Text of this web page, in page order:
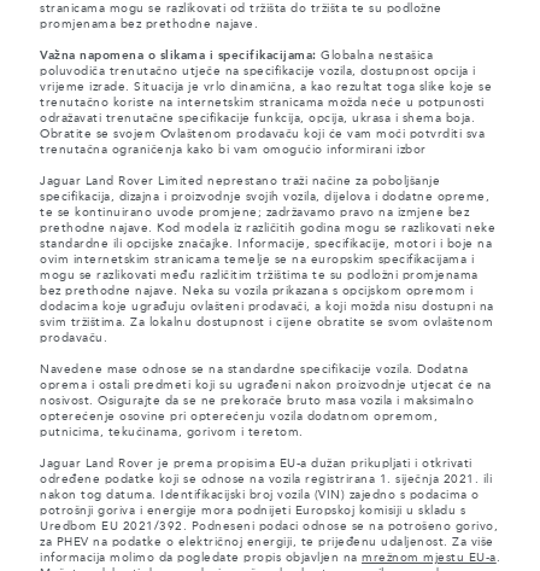
stranicama mogu se razlikovati od tržišta do tržišta te su podložne
promjenama bez prethodne najave.
Važna napomena o slikama i specifikacijama: Globalna nestašica
poluvodiča trenutačno utječe na specifikacije vozila, dostupnost opcija i
vrijeme izrade. Situacija je vrlo dinamična, a kao rezultat toga slike koje se
trenutačno koriste na internetskim stranicama možda neće u potpunosti
odražavati trenutačne specifikacije funkcija, opcija, ukrasa i shema boja.
Obratite se svojem Ovlaštenom prodavaču koji će vam moći potvrditi sva
trenutačna ograničenja kako bi vam omogućio informirani izbor
Jaguar Land Rover Limited neprestano traži načine za poboljšanje
specifikacija, dizajna i proizvodnje svojih vozila, dijelova i dodatne opreme,
te se kontinuirano uvode promjene; zadržavamo pravo na izmjene bez
prethodne najave. Kod modela iz različitih godina mogu se razlikovati neke
standardne ili opcijske značajke. Informacije, specifikacije, motori i boje na
ovim internetskim stranicama temelje se na europskim specifikacijama i
mogu se razlikovati među različitim tržištima te su podložni promjenama
bez prethodne najave. Neka su vozila prikazana s opcijskom opremom i
dodacima koje ugrađuju ovlašteni prodavači, a koji možda nisu dostupni na
svim tržištima. Za lokalnu dostupnost i cijene obratite se svom ovlaštenom
prodavaču.
Navedene mase odnose se na standardne specifikacije vozila. Dodatna
oprema i ostali predmeti koji su ugrađeni nakon proizvodnje utjecat će na
nosivost. Osigurajte da se ne prekorače bruto masa vozila i maksimalno
opterećenje osovine pri opterećenju vozila dodatnom opremom,
putnicima, tekućinama, gorivom i teretom.
Jaguar Land Rover je prema propisima EU-a dužan prikupljati i otkrivati
određene podatke koji se odnose na vozila registrirana 1. siječnja 2021. ili
nakon tog datuma. Identifikacijski broj vozila (VIN) zajedno s podacima o
potrošnji goriva i energije mora podnijeti Europskoj komisiji u skladu s
Uredbom EU 2021/392. Podneseni podaci odnose se na potrošeno gorivo,
za PHEV na podatke o električnoj energiji, te prijeđenu udaljenost. Za više
informacija molimo da pogledate propis objavljen na mrežnom mjestu EU-a